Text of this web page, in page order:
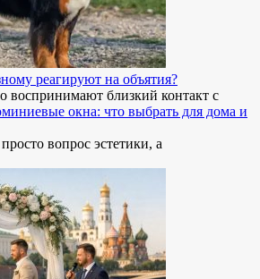
реагируют на объятия?
воспринимают близкий контакт с
окна: что выбрать для дома и
вопрос эстетики, а